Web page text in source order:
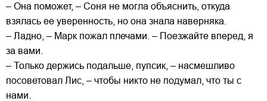
– Она поможет, – Соня не могла объяснить, откуда
взялась ее уверенность, но она знала наверняка.
– Ладно, – Марк пожал плечами. – Поезжайте вперед, я
за вами.
– Только держись подальше, пупсик, – насмешливо
посоветовал Лис, – чтобы никто не подумал, что ты с
нами.